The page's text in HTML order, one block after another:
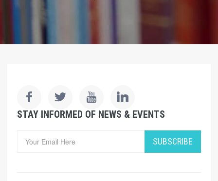
STAY INFORMED OF NEWS & EVENTS
SUBSCRIBE